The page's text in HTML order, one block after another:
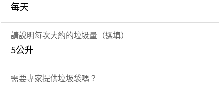
每天
請說明每次大約的垃圾量（選填）
5公升
需要專家提供垃圾袋嗎？